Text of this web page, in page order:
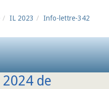
IL 2023 Info-lettre-342
de